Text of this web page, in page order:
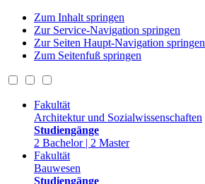
Zum Inhalt springen
Zur Service-Navigation springen
Zur Seiten Haupt-Navigation springen
Zum Seitenfuß springen
Fakultät
Architektur und Sozialwissenschaften
Studiengänge
2 Bachelor | 2 Master
Fakultät
Bauwesen
Studiengänge